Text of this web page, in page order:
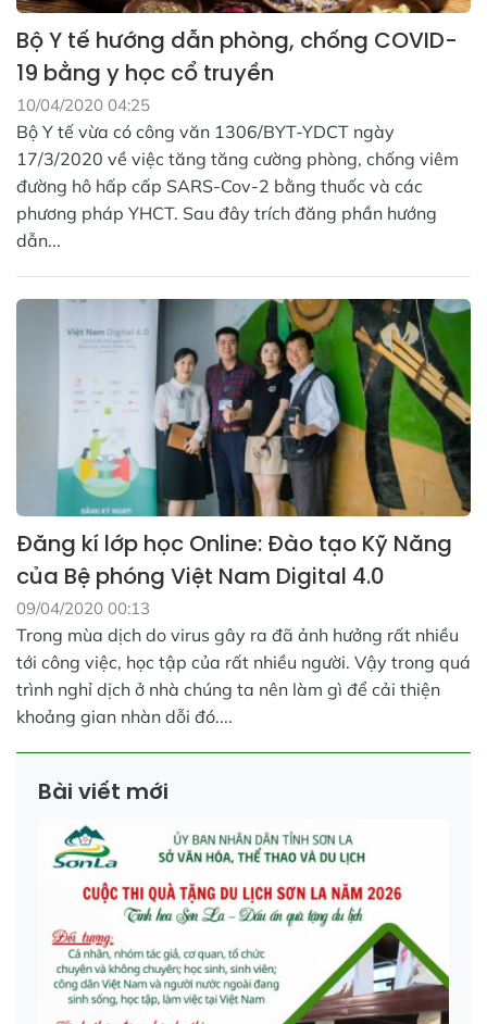
Bộ Y tế hướng dẫn phòng, chống COVID-
19 bằng y học cổ truyền
10/04/2020 04:25
Bộ Y tế vừa có công văn 1306/BYT-YDCT ngày
17/3/2020 về việc tăng tăng cường phòng, chống viêm
đường hô hấp cấp SARS-Cov-2 bằng thuốc và các
phương pháp YHCT. Sau đây trích đăng phần hướng
dẫn...
Đăng kí lớp học Online: Đào tạo Kỹ Năng
của Bệ phóng Việt Nam Digital 4.0
09/04/2020 00:13
Trong mùa dịch do virus gây ra đã ảnh hưởng rất nhiều
tới công việc, học tập của rất nhiều người. Vậy trong quá
trình nghỉ dịch ở nhà chúng ta nên làm gì để cải thiện
khoảng gian nhàn dỗi đó....
Bài viết mới